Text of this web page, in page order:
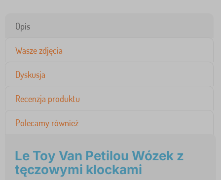
Opis
Wasze zdjęcia
Dyskusja
Recenzja produktu
Polecamy również
Le Toy Van Petilou Wózek z
tęczowymi klockami